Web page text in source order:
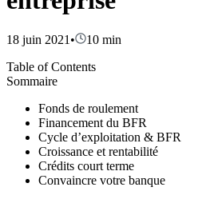
18 juin 2021 • 10 min
Table of Contents
Sommaire
Fonds de roulement
Financement du BFR
Cycle d’exploitation & BFR
Croissance et rentabilité
Crédits court terme
Convaincre votre banque